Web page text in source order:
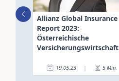
Allianz Global Insurance
Report 2023:
Österreichische
Versicherungswirtschaft
19.05.23 | 5 Min.